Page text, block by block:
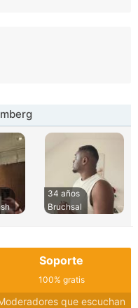
34 años
Bruchsal
Soporte
100% gratis
que escuchan